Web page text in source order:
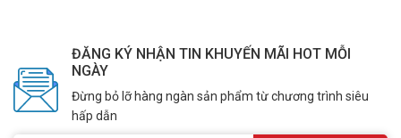
ĐĂNG KÝ NHẬN TIN KHUYẾN MÃI HOT MỖI
NGÀY
Đừng bỏ lỡ hàng ngàn sản phẩm từ chương trình siêu
hấp dẫn